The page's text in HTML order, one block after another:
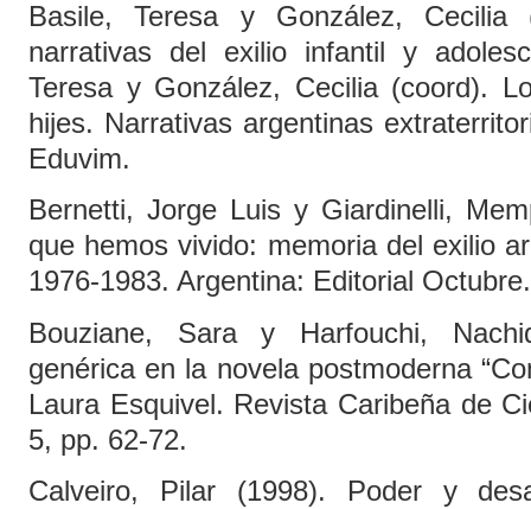
Basile, Teresa y González, Cecilia
narrativas del exilio infantil y
Teresa y González, Cecilia (coord).
hijes. Narrativas argentinas
Eduvim.
Bernetti, Jorge Luis y Giardinelli,
que hemos vivido: memoria del exilio
1976-1983. Argentina: Editorial Octubre.
Bouziane, Sara y Harfouchi,
genérica en la novela postmoderna
Laura Esquivel. Revista Caribeña de
5, pp. 62-72.
Calveiro, Pilar (1998). Poder y